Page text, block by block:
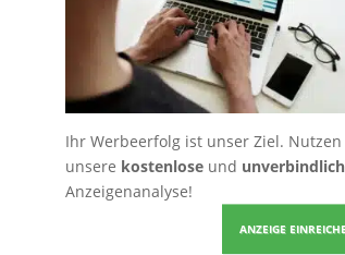
Ihr Werbeerfolg ist unser Ziel. Nutzen
unsere kostenloseund
Anzeigenanalyse!
ANZEIGE